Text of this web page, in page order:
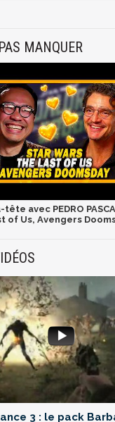
MANQUER
avec PEDRO
of Us, Avengers
3 : le pack